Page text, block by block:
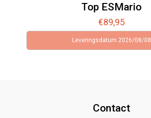
Top ESMario
€89,95
Leveringsdatum 2026/08/08
Contact